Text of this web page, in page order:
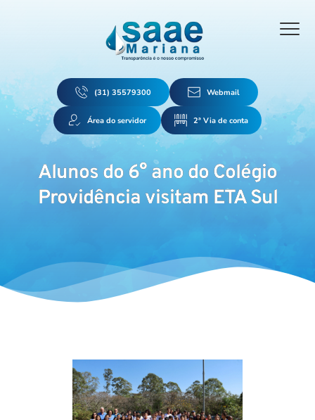
(31) 35579300 Webmail
Área do servidor 2ª Via de conta
Alunos do 6° ano do Colégio
Providência visitam ETA Sul